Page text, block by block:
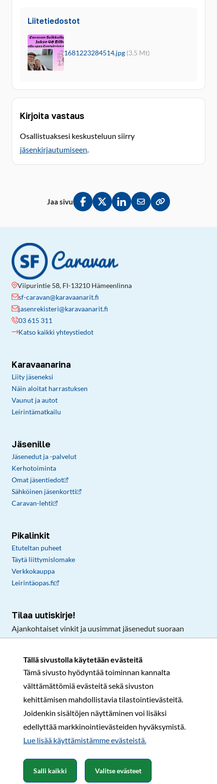
Tällä sivustolla käytetään evästeitä
Tämä sivusto hyödyntää toiminnan kannalta
välttämättömiä evästeitä sekä sivuston
kehittämisen mahdollistavia tilastointievästeitä.
Joidenkin sisältöjen näyttäminen voi lisäksi
edellyttää markkinointievästeiden hyväksymistä.
Lue lisää käyttämistämme evästeistä.​​​​​​
Salli kaikki Valitse evästeet
Liitetiedostot
1681223284514.jpg (3.5 Mt)
Kirjoita vastaus
Osallistuaksesi keskusteluun siirry
jäsenkirjautumiseen.
Jaa sivu
Jaa Facebookissa
Jaa Twitterissä
Jaa LinkedInissä
Jaa sähköpostitse
Kopioi linkki
Viipurintie 58, FI-13210 Hämeenlinna
sf-caravan@karavaanarit.fi
jasenrekisteri@karavaanarit.fi
03 615 311
Katso kaikki yhteystiedot
Karavaanarina
Liity jäseneksi
Näin aloitat harrastuksen
Vaunut ja autot
Leirintämatkailu
Jäsenille
Jäsenedut ja -palvelut
Kerhotoiminta
Omat jäsentiedot
Sähköinen jäsenkortti
Caravan-lehti
Pikalinkit
Etuteltan puheet
Täytä liittymislomake
Verkkokauppa
Leirintäopas.fi
Tilaa uutiskirje!
Ajankohtaiset vinkit ja uusimmat jäsenedut suoraan
Rekisteri- ja tietosuojaselosteSopimusehdot